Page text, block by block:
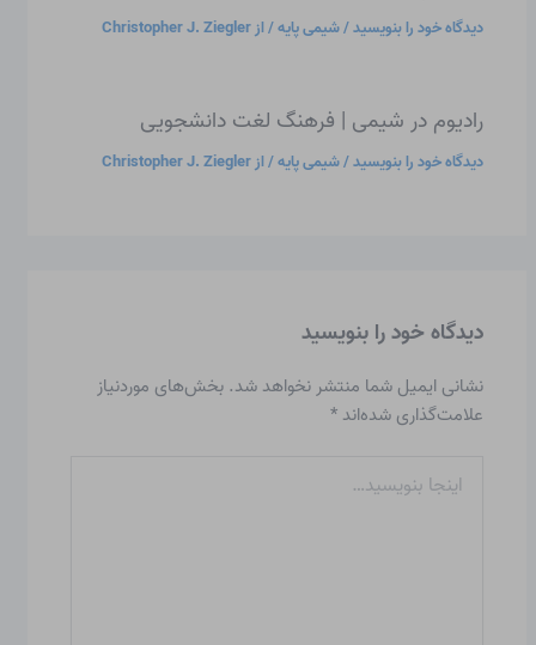
دیدگاه‌ خود را بنویسید/شیمی پایه/ از Christopher J. Ziegler
رادیوم در شیمی | فرهنگ لغت دانشجویی
دیدگاه‌ خود را بنویسید/شیمی پایه/ از Christopher J. Ziegler
دیدگاه‌ خود را بنویسید
نشانی ایمیل شما منتشر نخواهد شد. بخش‌های موردنیاز
علامت‌گذاری شده‌اند*
بنویسید…